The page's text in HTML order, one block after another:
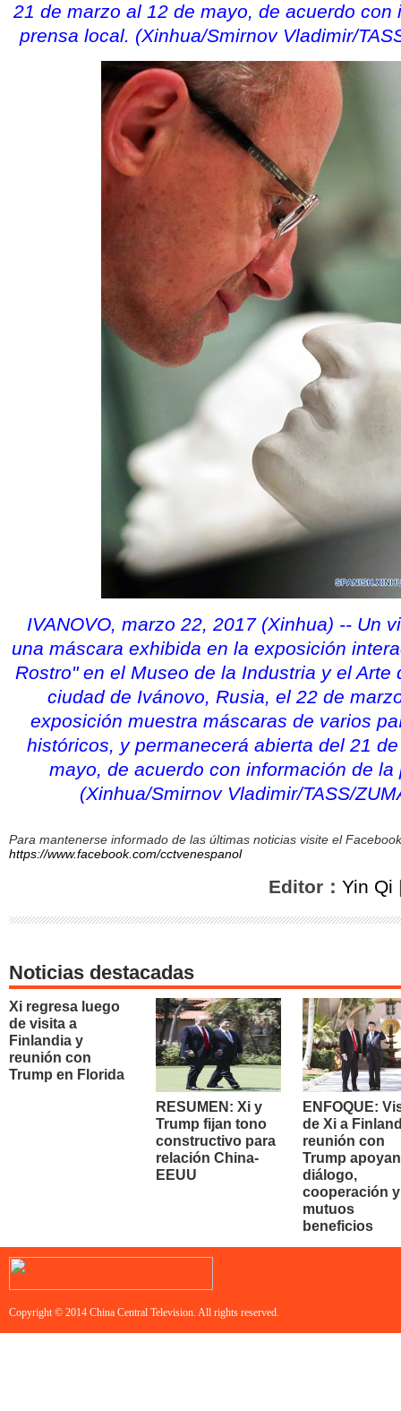
21 de marzo al 12 de mayo, de acuerdo con
prensa local. (Xinhua/Smirnov Vladimir/
IVANOVO, marzo 22, 2017 (Xinhua) -- Un
una máscara exhibida en la exposición
Rostro" en el Museo de la Industria y el Arte
ciudad de Ivánovo, Rusia, el 22 de
exposición muestra máscaras de varios
históricos, y permanecerá abierta del 21
mayo, de acuerdo con información de la
(Xinhua/Smirnov Vladimir/TASS/
Para mantenerse informado de las últimas noticias visite el
https://www.facebook.com/cctvenespanol
Editor： Yin Qi
Noticias destacadas
Xi regresa luego
de visita a
Finlandia y
reunión con
Trump en Florida
RESUMEN: Xi y
Trump fijan tono
constructivo para
relación China-
EEUU
ENFOQUE:
de Xi a
reunión con
Trump apoyan
diálogo,
cooperación y
mutuos
beneficios
Copyright © 2014 China Central Television. All rights reserved.